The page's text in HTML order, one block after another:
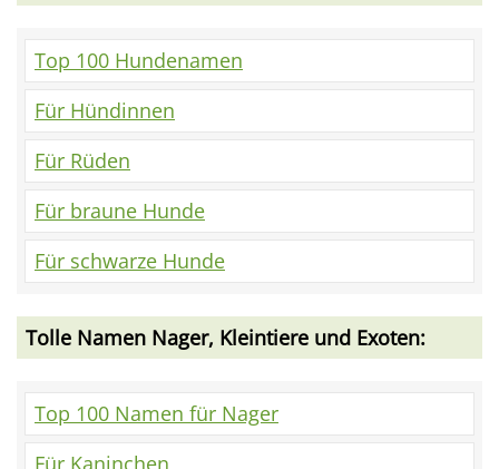
Top 100 Hundenamen
Für Hündinnen
Für Rüden
Für braune Hunde
Für schwarze Hunde
Tolle Namen Nager, Kleintiere und Exoten:
Top 100 Namen für Nager